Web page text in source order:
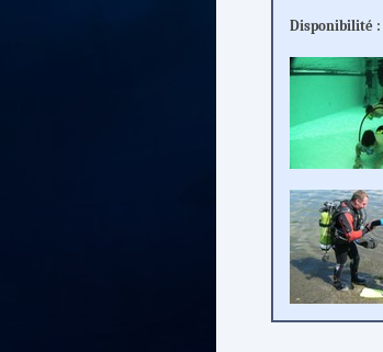
Disponibilité :